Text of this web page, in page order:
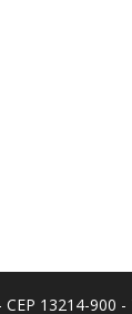
13214-900